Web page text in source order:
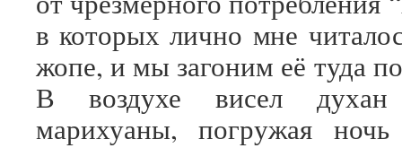
в которых лично мне
жопе, и мы загоним её туда
В воздухе висел
марихуаны, погружая